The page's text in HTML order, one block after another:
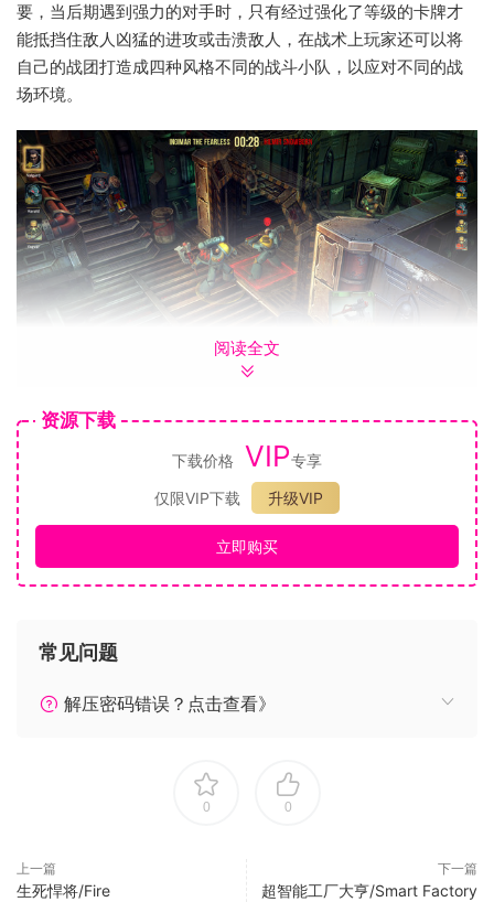
要，当后期遇到强力的对手时，只有经过强化了等级的卡牌才
能抵挡住敌人凶猛的进攻或击溃敌人，在战术上玩家还可以将
自己的战团打造成四种风格不同的战斗小队，以应对不同的战
场环境。
阅读全文
资源下载
下载价格 VIP专享
仅限VIP下载
升级VIP
立即购买
常见问题
解压密码错误？点击查看》
0 0
上一篇
生死悍将/Fire
下一篇
超智能工厂大亨/Smart Factory